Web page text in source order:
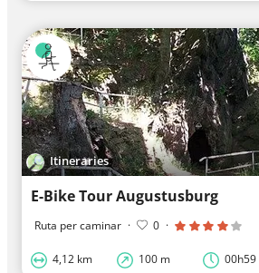
Itineraries
E-Bike Tour Augustusburg
Ruta per caminar · 0 ·
4,12 km 100 m 00h59